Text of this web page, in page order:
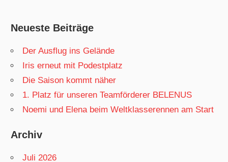
Neueste Beiträge
Der Ausflug ins Gelände
Iris erneut mit Podestplatz
Die Saison kommt näher
1. Platz für unseren Teamförderer BELENUS
Noemi und Elena beim Weltklasserennen am Start
Archiv
Juli 2026